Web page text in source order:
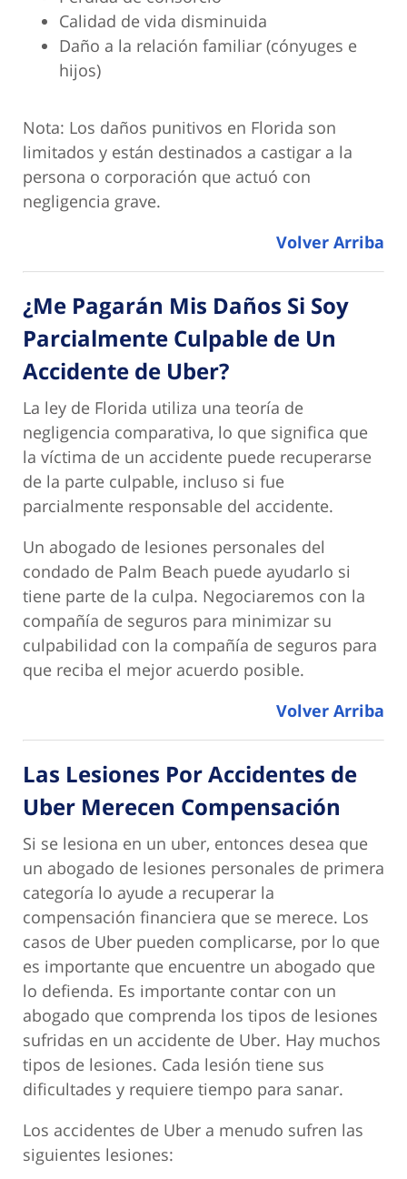
Calidad de vida disminuida
Daño a la relación familiar (cónyuges e
hijos)
Nota: Los daños punitivos en Florida son
limitados y están destinados a castigar a la
persona o corporación que actuó con
negligencia grave.
Volver Arriba
¿Me Pagarán Mis Daños Si Soy
Parcialmente Culpable de Un
Accidente de Uber?
La ley de Florida utiliza una teoría de
negligencia comparativa, lo que significa que
la víctima de un accidente puede recuperarse
de la parte culpable, incluso si fue
parcialmente responsable del accidente.
Un abogado de lesiones personales del
condado de Palm Beach puede ayudarlo si
tiene parte de la culpa. Negociaremos con la
compañía de seguros para minimizar su
culpabilidad con la compañía de seguros para
que reciba el mejor acuerdo posible.
Volver Arriba
Las Lesiones Por Accidentes de
Uber Merecen Compensación
Si se lesiona en un uber, entonces desea que
un abogado de lesiones personales de primera
categoría lo ayude a recuperar la
compensación financiera que se merece. Los
casos de Uber pueden complicarse, por lo que
es importante que encuentre un abogado que
lo defienda. Es importante contar con un
abogado que comprenda los tipos de lesiones
sufridas en un accidente de Uber. Hay muchos
tipos de lesiones. Cada lesión tiene sus
dificultades y requiere tiempo para sanar.
Los accidentes de Uber a menudo sufren las
siguientes lesiones: